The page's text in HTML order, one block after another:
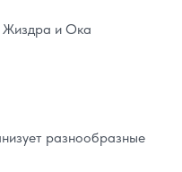
Жиздра и Ока
разнообразные